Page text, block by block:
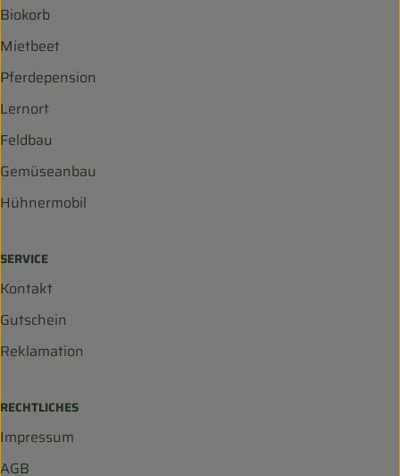
Biokorb
Mietbeet
Pferdepension
Lernort
Feldbau
Gemüseanbau
Hühnermobil
SERVICE
Kontakt
Gutschein
Reklamation
RECHTLICHES
Impressum
AGB